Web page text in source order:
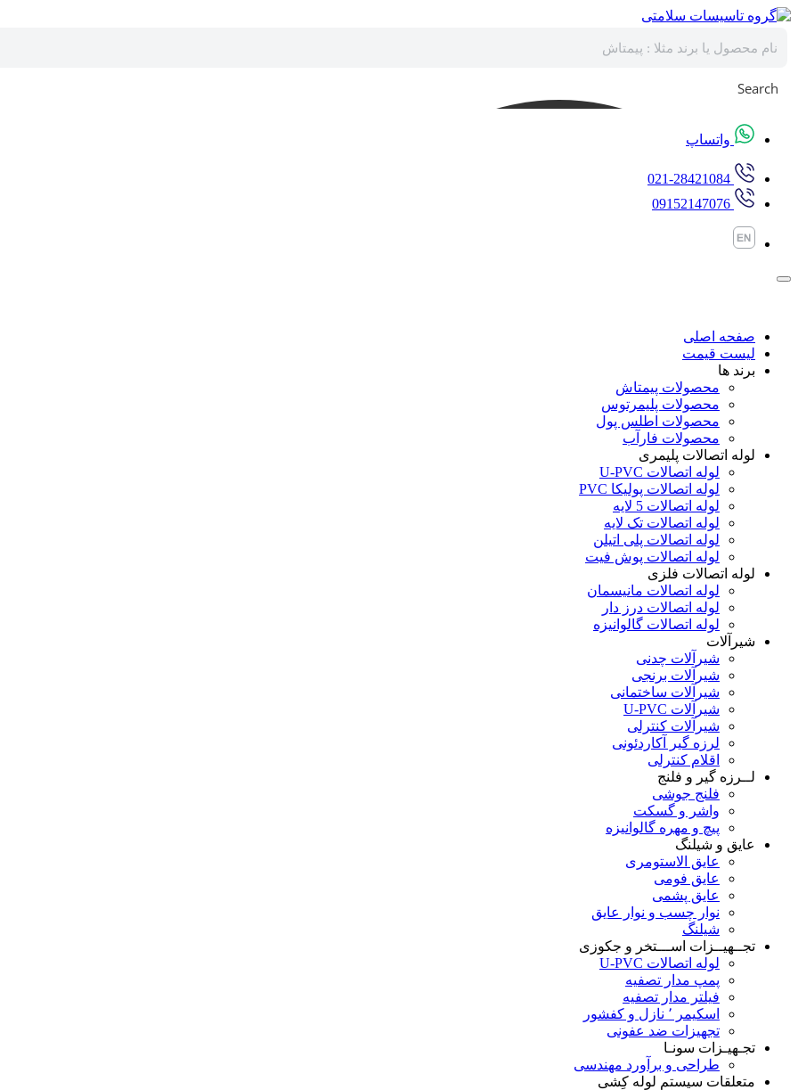
پرش
محتوا
Search
واتساپ
021-28421084
09152147076
صفحه اصلی
لیست قیمت
برند ها
محصولات پیمتاش
محصولات پلیمرتوس
محصولات اطلس پول
محصولات فارآب
لوله اتصالات پلیمری
لوله اتصالات U-PVC
لوله اتصالات پولیکا PVC
لوله اتصالات 5 لایه
لوله اتصالات تک لایه
لوله اتصالات پلی اتیلن
لوله اتصالات پوش فیت
لوله اتصالات فلزی
لوله اتصالات مانیسمان
لوله اتصالات درز دار
لوله اتصالات گالوانیزه
شیرآلات
شیرآلات چدنی
شیرآلات برنجی
شیرآلات ساختمانی
شیرآلات U-PVC
شیرآلات کنترلی
لرزه گیر آکاردئونی
اقلام کنترلی
لــرزه گیر و فلنج
فلنج جوشی
واشر و گسکت
پیچ و مهره گالوانیزه
عایق و شیلنگ
عایق الاستومری
عایق فومی
عایق پشمی
نوار چسب و نوار عایق
شیلنگ
تجــهیــزات اســـتخر و جکوزی
لوله اتصالات U-PVC
پمپ مدار تصفیه
فیلتر مدار تصفیه
اسکیمر ٬ نازل و کفشور
تجهیزات ضد عفونی
تجـهیـزات سونـا
طراحی و برآورد مهندسی
متعلقات سیستم لوله کِشی